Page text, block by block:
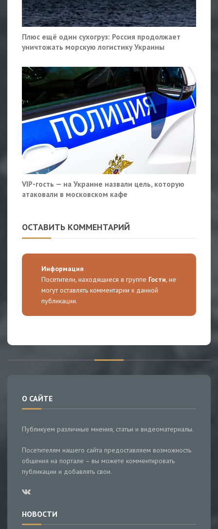
Плюс ещё один сухогруз: Россия продолжает
уничтожать морскую логистику Украины
VIP-гость — на Украине назвали цель, которую
атаковали в московском кафе
ОСТАВИТЬ КОММЕНТАРИЙ
Информация
Посетители, находящиеся в группе Гости, не
могут оставлять комментарии к данной
публикации.
О САЙТЕ
Публикуем различные мнения, статьи и видеоматериалы.
Посетителям нашего сайта предоставляем возможность
общения на портале – вы можете комментировать
публикации и добавлять свои.
НОВОСТИ